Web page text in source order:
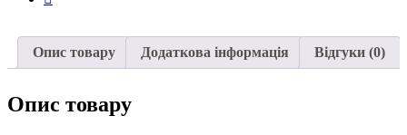
Опис товару Додаткова інформація Відгуки (0)
Опис товару